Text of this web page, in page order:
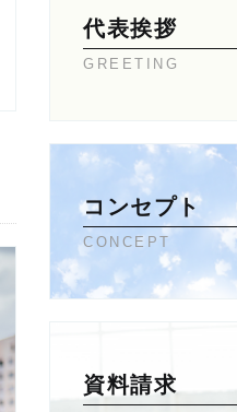
代表挨拶
GREETING
コンセプト
CONCEPT
資料請求